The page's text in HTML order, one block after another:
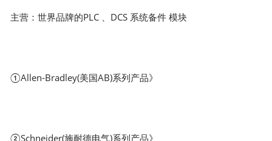
主营：世界品牌的PLC 、DCS 系统备件 模块
①Allen-Bradley(美国AB)系列产品》
②Schneider(施耐德电气)系列产品》